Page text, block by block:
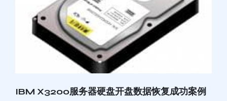
IBM X3200服务器硬盘开盘数据恢复成功案例